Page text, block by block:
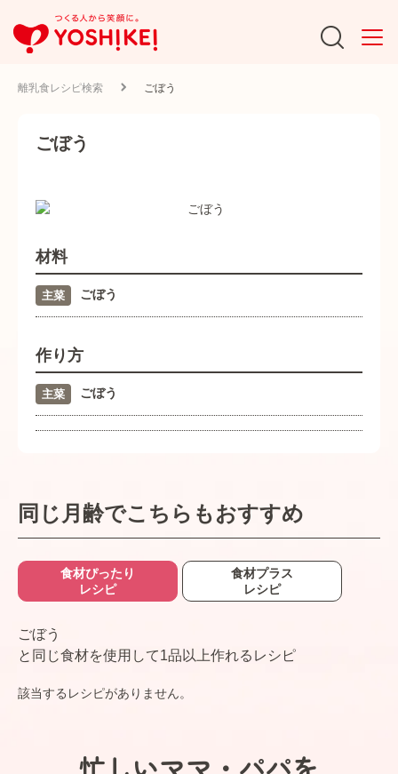
離乳食レシピ検索 ごぼう
ごぼう
材料
主菜 ごぼう
作り方
主菜 ごぼう
同じ月齢でこちらもおすすめ
食材ぴったり
レシピ
食材プラス
レシピ
ごぼう
と同じ食材を使用して1品以上作れるレシピ
該当するレシピがありません。